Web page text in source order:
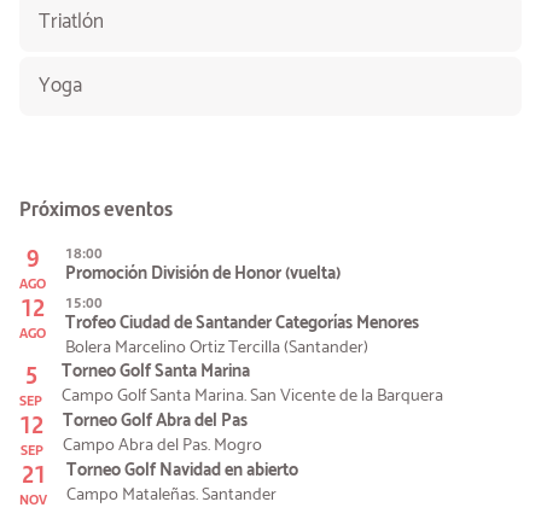
Triatlón
Yoga
Próximos eventos
9
AGO
18:00
Promoción División de Honor (vuelta)
12
AGO
15:00
Trofeo Ciudad de Santander Categorías Menores
Bolera Marcelino Ortiz Tercilla (Santander)
5
SEP
Torneo Golf Santa Marina
Campo Golf Santa Marina. San Vicente de la Barquera
12
SEP
Torneo Golf Abra del Pas
Campo Abra del Pas. Mogro
21
NOV
Torneo Golf Navidad en abierto
Campo Mataleñas. Santander